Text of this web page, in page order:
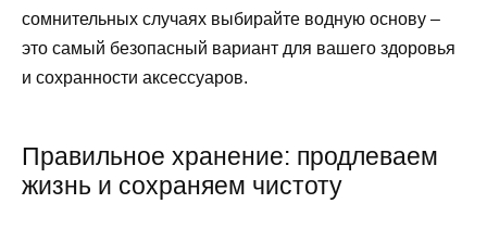
сомнительных случаях выбирайте водную основу –
это самый безопасный вариант для вашего здоровья
и сохранности аксессуаров.
Правильное хранение: продлеваем
жизнь и сохраняем чистоту